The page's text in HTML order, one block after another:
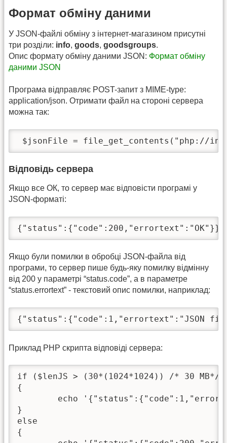
Формат обміну даними
У JSON-файлі обміну з інтернет-магазином присутні
три розділи: info, goods, goodsgroups.
Опис формату обміну даними JSON: Формат обміну
даними JSON
Програма відправляє POST-запит з MIME-type:
application/json. Отримати файл на стороні сервера
можна так:
$jsonFile = file_get_contents("php://
Відповідь сервера
Якщо все ОК, то сервер має відповісти програмі у
JSON-форматі:
{"status":{"code":200,"errortext":"OK"}}
Якщо були помилки в обробці JSON-файла від
програми, то сервер пише будь-яку помилку відмінну
від 200 у параметрі “status.code”, а в параметре
“status.errortext” - текстовий опис помилки, наприклад:
{"status":{"code":1,"errortext":"JSON
Приклад PHP скрипта відповіді сервера:
if ($lenJS > (30*(1024*1024)) /* 30 MB*/
{
}
else
{